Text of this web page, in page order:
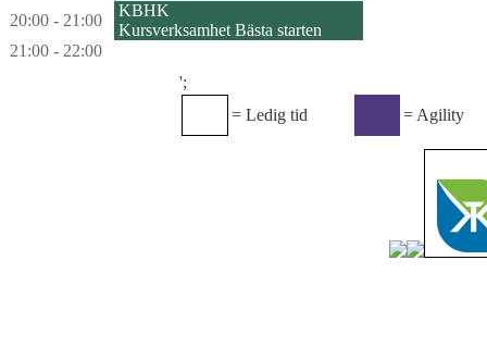
20:00 - 21:00
KBHK
Kursverksamhet Bästa starten
21:00 - 22:00
';
= Ledig tid
= Agility